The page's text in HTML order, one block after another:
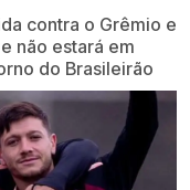
contra o Grêmio e
não estará em
do Brasileirão